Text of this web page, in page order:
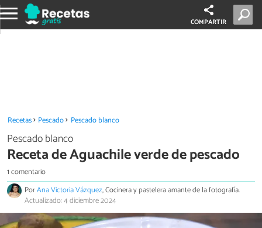
COMPARTIR
Recetas Pescado Pescado blanco
Pescado blanco
Receta de Aguachile verde de pescado
1 comentario
PorAna Victoria Vázquez, Cocinera y pastelera amante de la fotografía.
Actualizado: 4 diciembre 2024